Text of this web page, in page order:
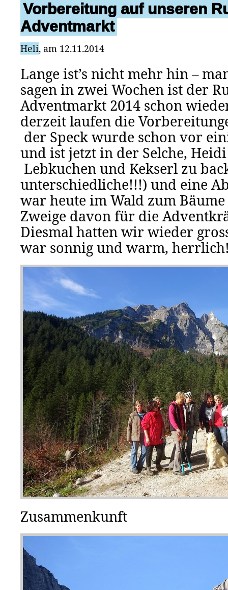
Vorbereitung auf unseren
Adventmarkt
Heli, am 12.11.2014
Lange ist’s nicht mehr hin –
sagen in zwei Wochen ist der
Adventmarkt 2014 schon
derzeit laufen die
der Speck wurde schon vor
und ist jetzt in der Selche,
Lebkuchen und Kekserl zu
unterschiedliche!!!) und eine
war heute im Wald zum
Zweige davon für die
Diesmal hatten wir wieder
war sonnig und warm,
Zusammenkunft